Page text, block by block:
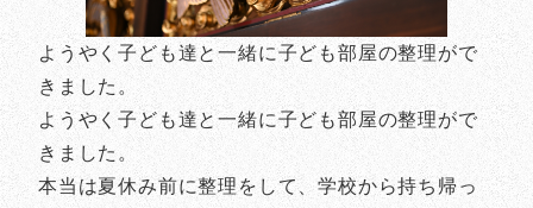
ようやく子ども達と一緒に子ども部屋の整理がで
きました。
ようやく子ども達と一緒に子ども部屋の整理がで
きました。
本当は夏休み前に整理をして、学校から持ち帰っ